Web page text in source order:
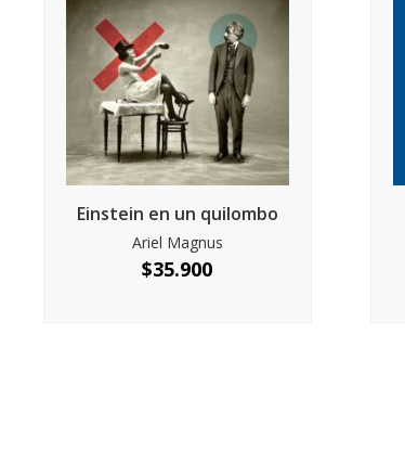
Einstein en un quilombo
Ariel Magnus
$35.900